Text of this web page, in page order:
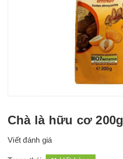
Chà là hữu cơ 200g
Viết đánh giá